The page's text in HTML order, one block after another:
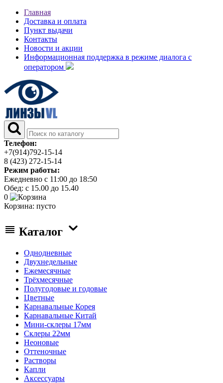
Главная
Доставка и оплата
Пункт выдачи
Контакты
Новости и акции
Информационная поддержка в режиме диалога с
оператором
Телефон:
+7(914)792-15-14
8 (423) 272-15-14
Режим работы:
Ежедневно с 11:00 до 18:50
Обед: с 15.00 до 15.40
0
Корзина: пусто
Каталог
Однодневные
Двухнедельные
Ежемесячные
Трёхмесячные
Полугодовые и годовые
Цветные
Карнавальные Корея
Карнавальные Китай
Мини-склеры 17мм
Склеры 22мм
Неоновые
Оттеночные
Растворы
Капли
Аксессуары